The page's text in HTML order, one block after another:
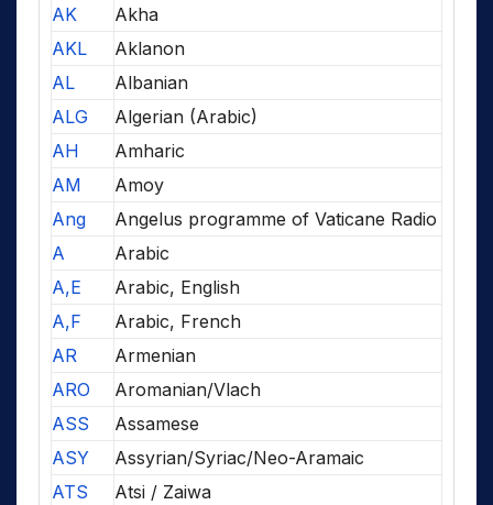
AK
Akha
AKL
Aklanon
AL
Albanian
ALG
Algerian (Arabic)
AH
Amharic
AM
Amoy
Ang
Angelus programme of Vaticane Radio
A
Arabic
A,E
Arabic, English
A,F
Arabic, French
AR
Armenian
ARO
Aromanian/Vlach
ASS
Assamese
ASY
Assyrian/Syriac/Neo-Aramaic
ATS
Atsi / Zaiwa